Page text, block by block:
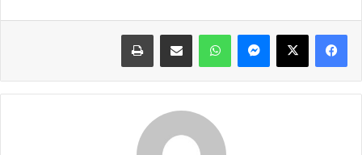
فيسبوك X ماسنجر واتساب مشاركة عبر البريد طباعة